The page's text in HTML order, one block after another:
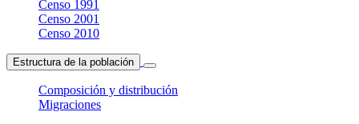
Censo 1991
Censo 2001
Censo 2010
Estructura de la población
Composición y distribución
Migraciones